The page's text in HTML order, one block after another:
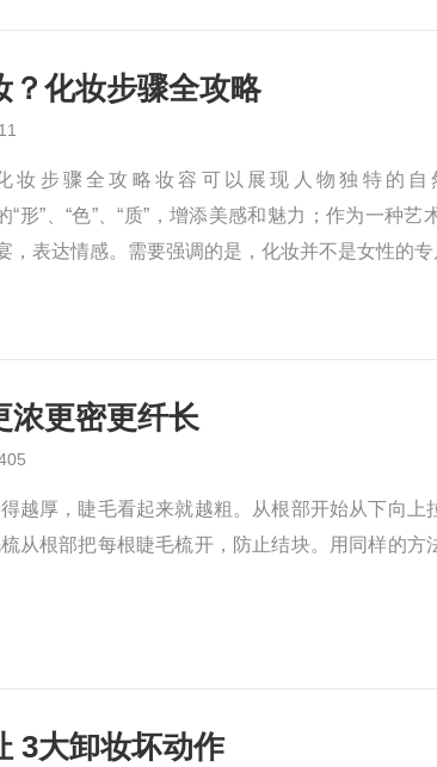
？化妆步骤全攻略
妆步骤全攻略妆容可以展现人物独特的
“形”、“色”、“质”，增添美感和魅力；作为一种
，表达情感。需要强调的是，化妆并不是女性的
浓更密更纤长
厚，睫毛看起来就越粗。从根部开始从下向上
从根部把每根睫毛梳开，防止结块。用同样的方
3大卸妆坏动作